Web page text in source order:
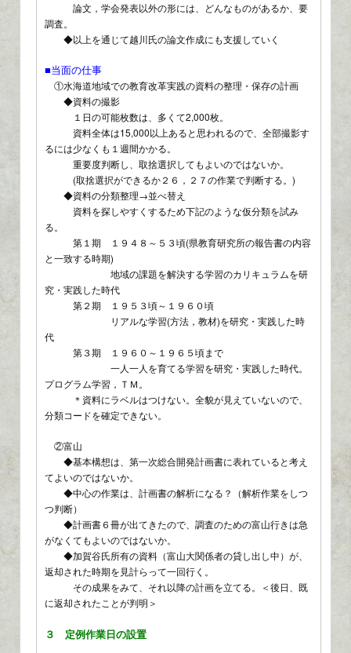
論文，学会発表以外の形には、どんなものがあるか、要
調査。
◆以上を通じて越川氏の論文作成にも支援していく
■当面の仕事
①水海道地域での教育改革実践の資料の整理・保存の計画
◆資料の撮影
１日の可能枚数は、多くて2,000枚。
資料全体は15,000以上あると思われるので、全部撮影す
るには少なくも１週間かかる。
重要度判断し、取捨選択してもよいのではないか。
(取捨選択ができるか２６，２７の作業で判断する。)
◆資料の分類整理→並べ替え
資料を探しやすくするため下記のような仮分類を試み
る。
第１期 １９４８～５３頃(県教育研究所の報告書の内容
と一致する時期)
地域の課題を解決する学習のカリキュラムを研
究・実践した時代
第２期 １９５３頃～１９６０頃
リアルな学習(方法，教材)を研究・実践した時
代
第３期 １９６０～１９６５頃まで
一人一人を育てる学習を研究・実践した時代。
プログラム学習，ＴＭ。
＊資料にラベルはつけない。全貌が見えていないので、
分類コードを確定できない。
②富山
◆基本構想は、第一次総合開発計画書に表れていると考え
てよいのではないか。
◆中心の作業は、計画書の解析になる？（解析作業をしつ
つ判断）
◆計画書６冊が出てきたので、調査のための富山行きは急
がなくてもよいのではないか。
◆加賀谷氏所有の資料（富山大関係者の貸し出し中）が、
返却された時期を見計らって一回行く。
その成果をみて、それ以降の計画を立てる。＜後日、既
に返却されたことが判明＞
３ 定例作業日の設置